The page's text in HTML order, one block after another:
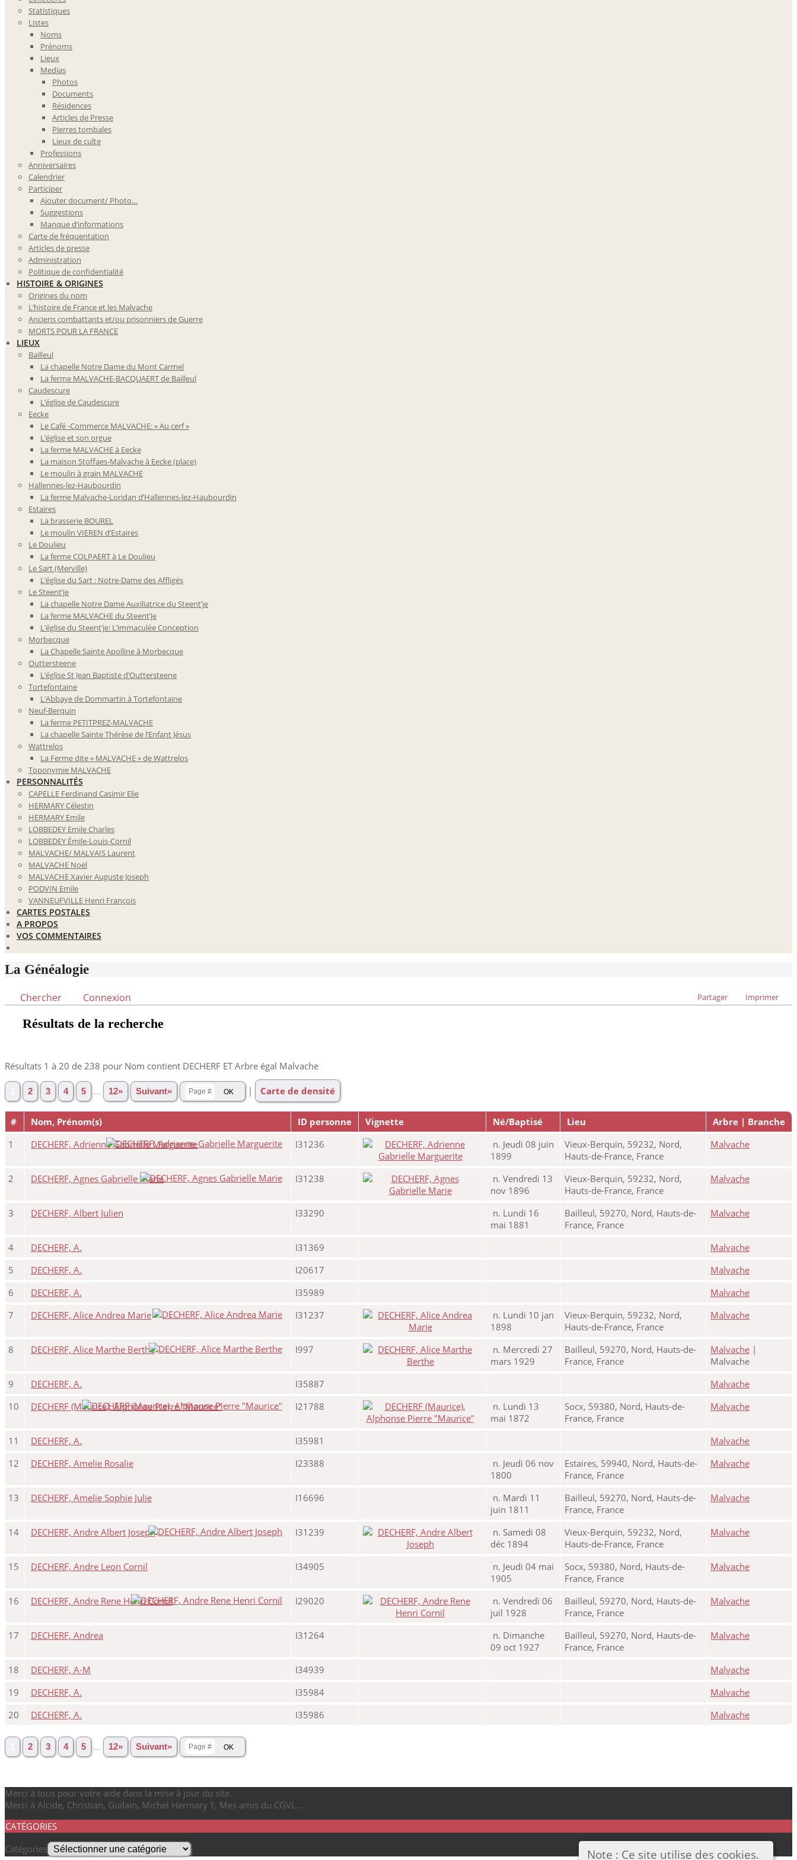
Statistiques
Listes
Noms
Prénoms
Lieux
Medias
Photos
Documents
Résidences
Articles de Presse
Pierres tombales
Lieux de culte
Professions
Anniversaires
Calendrier
Participer
Ajouter document/ Photo…
Suggestions
Manque d’informations
Carte de fréquentation
Articles de presse
Administration
Politique de confidentialité
HISTOIRE & ORIGINES
Origines du nom
L’histoire de France et les Malvache
Anciens combattants et/ou prisonniers de Guerre
MORTS POUR LA FRANCE
LIEUX
Bailleul
La chapelle Notre Dame du Mont Carmel
La ferme MALVACHE-BACQUAERT de Bailleul
Caudescure
L’église de Caudescure
Eecke
Le Café -Commerce MALVACHE: « Au cerf »
L’église et son orgue
La ferme MALVACHE à Eecke
La maison Stoffaes-Malvache à Eecke (place)
Le moulin à grain MALVACHE
Hallennes-lez-Haubourdin
La ferme Malvache-Loridan d’Hallennes-lez-Haubourdin
Estaires
La brasserie BOUREL
Le moulin VIEREN d’Estaires
Le Doulieu
La ferme COLPAERT à Le Doulieu
Le Sart (Merville)
L’église du Sart : Notre-Dame des Affligés
Le Steent’je
La chapelle Notre Dame Auxiliatrice du Steent’je
La ferme MALVACHE du Steent’je
L’église du Steent’je: L’immaculée Conception
Morbecque
La Chapelle Sainte Apolline à Morbecque
Outtersteene
L’église St Jean Baptiste d’Outtersteene
Tortefontaine
L’Abbaye de Dommartin à Tortefontaine
Neuf-Berquin
La ferme PETITPREZ-MALVACHE
La chapelle Sainte Thérèse de l’Enfant Jésus
Wattrelos
La Ferme dite « MALVACHE » de Wattrelos
Toponymie MALVACHE
PERSONNALITÉS
CAPELLE Ferdinand Casimir Elie
HERMARY Célestin
HERMARY Emile
LOBBEDEY Emile Charles
LOBBEDEY Émile-Louis-Cornil
MALVACHE/ MALVAIS Laurent
MALVACHE Noël
MALVACHE Xavier Auguste Joseph
PODVIN Emile
VANNEUFVILLE Henri François
CARTES POSTALES
A PROPOS
VOS COMMENTAIRES
La Généalogie
Chercher Connexion Partager Imprimer
Note : Ce site utilise des cookies.
Résultats de la recherche
Résultats 1 à 20 de 238 pour Nom contient DECHERF ET Arbre égal Malvache
2 3 4 5 12» Suivant» | Carte de densité
# Nom, Prénom(s) ID personne Vignette Né/Baptisé Lieu
Arbre | Branche
1
DECHERF, Adrienne Gabrielle Marguerite I31236
n. Jeudi 08 juin
1899
Vieux-Berquin, 59232, Nord,
Hauts-de-France, France
Malvache
2 DECHERF, Agnes Gabrielle Marie I31238
n. Vendredi 13
nov 1896
Vieux-Berquin, 59232, Nord,
Hauts-de-France, France
Malvache
3 DECHERF, Albert Julien I33290
n. Lundi 16
mai 1881
Bailleul, 59270, Nord, Hauts-de-
France, France
Malvache
4 DECHERF, A. I31369
Malvache
5
DECHERF, A. I20617
Malvache
6
DECHERF, A. I35989
Malvache
7
DECHERF, Alice Andrea Marie I31237
n. Lundi 10 jan
1898
Vieux-Berquin, 59232, Nord,
Hauts-de-France, France
Malvache
8 DECHERF, Alice Marthe Berthe I997
n. Mercredi 27
mars 1929
Bailleul, 59270, Nord, Hauts-de-
France, France
Malvache |
Malvache
9
DECHERF, A. I35887
Malvache
10
DECHERF (Maurice), Alphonse Pierre "Maurice" I21788
n. Lundi 13
mai 1872
Socx, 59380, Nord, Hauts-de-
France, France
Malvache
11 DECHERF, A. I35981
Malvache
12
DECHERF, Amelie Rosalie I23388
n. Jeudi 06 nov
1800
Estaires, 59940, Nord, Hauts-de-
France, France
Malvache
13 DECHERF, Amelie Sophie Julie I16696
n. Mardi 11
juin 1811
Bailleul, 59270, Nord, Hauts-de-
France, France
Malvache
14 DECHERF, Andre Albert Joseph I31239
n. Samedi 08
déc 1894
Vieux-Berquin, 59232, Nord,
Hauts-de-France, France
Malvache
15 DECHERF, Andre Leon Cornil I34905
n. Jeudi 04 mai
1905
Socx, 59380, Nord, Hauts-de-
France, France
Malvache
16 DECHERF, Andre Rene Henri Cornil I29020
n. Vendredi 06
juil 1928
Bailleul, 59270, Nord, Hauts-de-
France, France
Malvache
17 DECHERF, Andrea I31264
n. Dimanche
09 oct 1927
Bailleul, 59270, Nord, Hauts-de-
France, France
Malvache
18 DECHERF, A-M I34939
Malvache
19
DECHERF, A. I35984
Malvache
20
DECHERF, A. I35986 Malvache
2 3 4 5 12» Suivant»
Merci à tous pour votre aide dans la mise à jour du site.
Merci à Alcide, Christian, Guilain, Michel Hermary †, Mes amis du CGVL...
CATÉGORIES
Catégories